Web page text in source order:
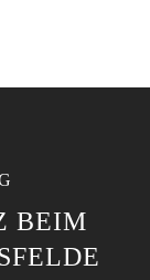
BEIM